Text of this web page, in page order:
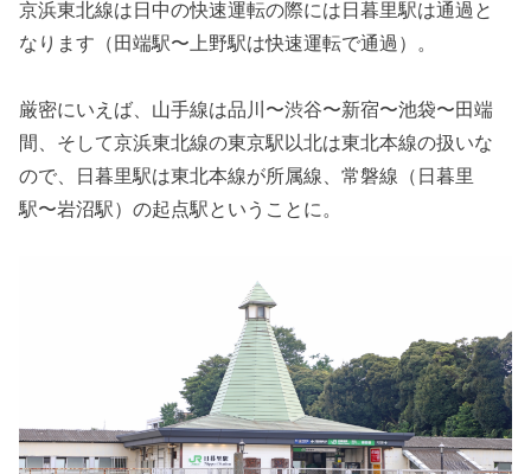
京浜東北線は日中の快速運転の際には日暮里駅は通過と
なります（田端駅〜上野駅は快速運転で通過）。
厳密にいえば、山手線は品川〜渋谷〜新宿〜池袋〜田端
間、そして京浜東北線の東京駅以北は東北本線の扱いな
ので、日暮里駅は東北本線が所属線、常磐線（日暮里
駅〜岩沼駅）の起点駅ということに。